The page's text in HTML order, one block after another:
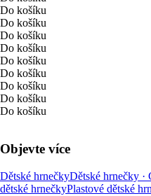
Do košíku
Do košíku
Do košíku
Do košíku
Do košíku
Do košíku
Do košíku
Do košíku
Do košíku
Objevte více
Dětské hrnečkyDětské hrnečky ·
dětské hrnečkyPlastové dětské